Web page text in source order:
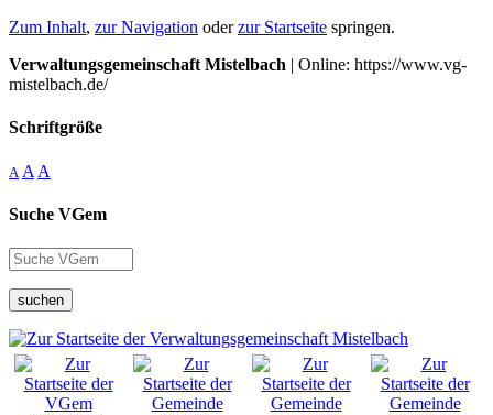
Zum Inhalt, zur Navigation oderzur Startseite springen.
Verwaltungsgemeinschaft Mistelbach | Online: https://www.vg-
mistelbach.de/
Schriftgröße
A A A
Suche VGem
suchen